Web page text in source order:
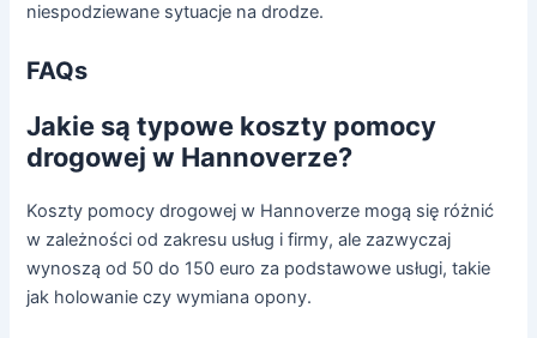
niespodziewane sytuacje na drodze.
FAQs
Jakie są typowe koszty pomocy
drogowej w Hannoverze?
Koszty pomocy drogowej w Hannoverze mogą się różnić
w zależności od zakresu usług i firmy, ale zazwyczaj
wynoszą od 50 do 150 euro za podstawowe usługi, takie
jak holowanie czy wymiana opony.